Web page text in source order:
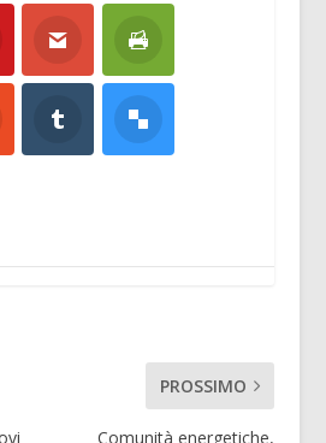
PROSSIMO
Comunità energetiche,